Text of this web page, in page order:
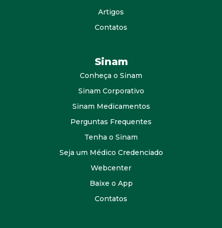
Artigos
Contatos
Sinam
Conheça o Sinam
Sinam Corporativo
Sinam Medicamentos
Perguntas Frequentes
Tenha o Sinam
Seja um Médico Credenciado
Webcenter
Baixe o App
Contatos